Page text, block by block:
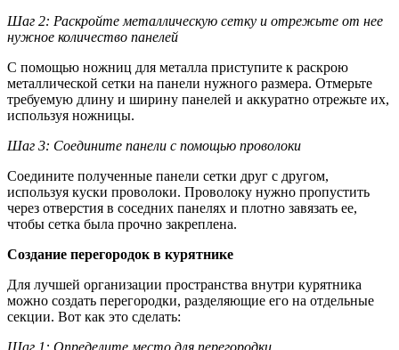
Шаг 2: Раскройте металлическую сетку и отрежьте от нее
нужное количество панелей
С помощью ножниц для металла приступите к раскрою
металлической сетки на панели нужного размера. Отмерьте
требуемую длину и ширину панелей и аккуратно отрежьте их,
используя ножницы.
Шаг 3: Соедините панели с помощью проволоки
Соедините полученные панели сетки друг с другом,
используя куски проволоки. Проволоку нужно пропустить
через отверстия в соседних панелях и плотно завязать ее,
чтобы сетка была прочно закреплена.
Создание перегородок в курятнике
Для лучшей организации пространства внутри курятника
можно создать перегородки, разделяющие его на отдельные
секции. Вот как это сделать: